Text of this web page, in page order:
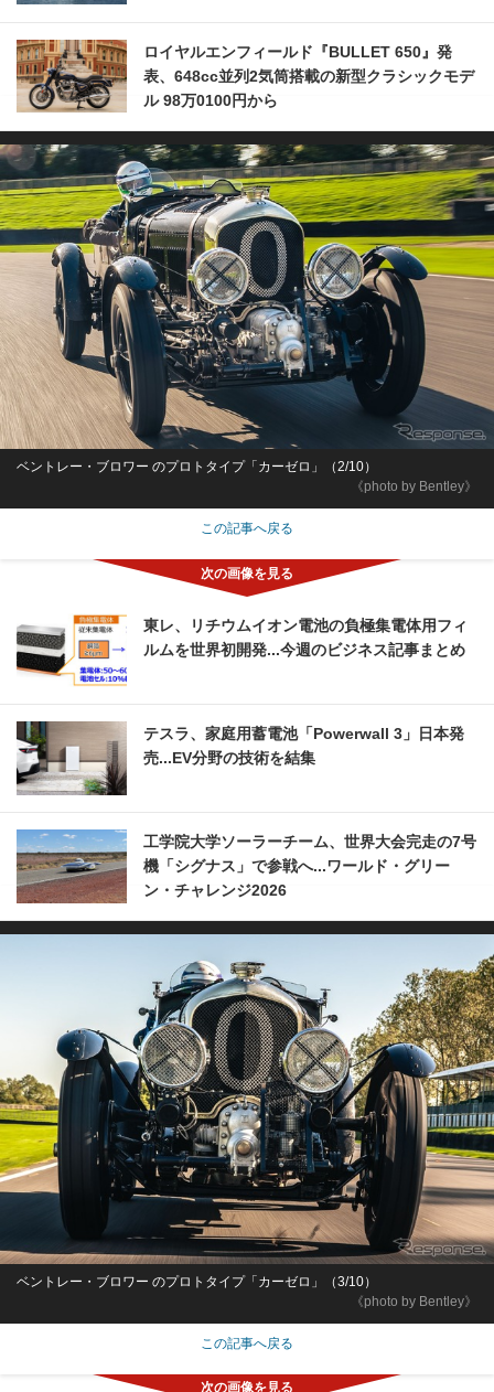
ロイヤルエンフィールド『BULLET 650』発
表、648cc並列2気筒搭載の新型クラシックモデ
ル 98万0100円から
《photo by Bentley》
ベントレー・ブロワー のプロトタイプ「カーゼロ」（2/10）
この記事へ戻る
東レ、リチウムイオン電池の負極集電体用フィ
ルムを世界初開発...今週のビジネス記事まとめ
テスラ、家庭用蓄電池「Powerwall 3」日本発
売...EV分野の技術を結集
工学院大学ソーラーチーム、世界大会完走の7号
機「シグナス」で参戦へ...ワールド・グリー
ン・チャレンジ2026
《photo by Bentley》
ベントレー・ブロワー のプロトタイプ「カーゼロ」（3/10）
この記事へ戻る